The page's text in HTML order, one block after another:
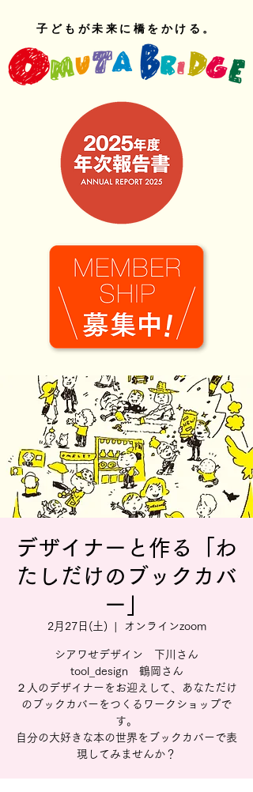
子どもが未来に橋をかける。
デザイナーと作る「わ
たしだけのブックカバ
ー」
2月27日(土)
  |
オンラインzoom
シアワせデザイン 下川さん
tool_design 鶴岡さん
２人のデザイナーをお迎えして、あなただけ
のブックカバーをつくるワークショップで
す。
自分の大好きな本の世界をブックカバーで表
現してみませんか？